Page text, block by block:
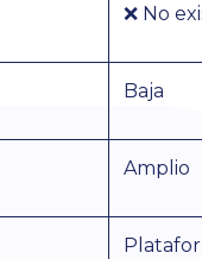
❌ No
Baja
Amplio